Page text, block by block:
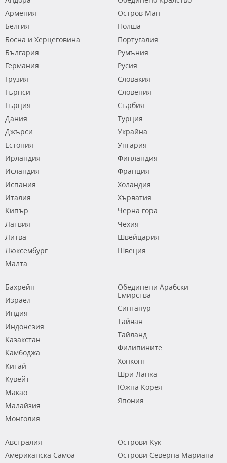
Армения
Белгия
Босна и Херцеговина
България
Германия
Грузия
Гърнси
Гърция
Дания
Джърси
Естония
Ирландия
Исландия
Испания
Италия
Кипър
Латвия
Литва
Люксембург
Малта
Остров Ман
Полша
Португалия
Румъния
Русия
Словакия
Словения
Сърбия
Турция
Украйна
Унгария
Финландия
Франция
Холандия
Хърватия
Черна гора
Чехия
Швейцария
Швеция
Бахрейн
Израел
Индия
Индонезия
Казакстан
Камбоджа
Китай
Кувейт
Макао
Малайзия
Монголия
Обединени Арабски
Емирства
Сингапур
Тайван
Тайланд
Филипините
Хонконг
Шри Ланка
Южна Корея
Япония
Австралия
Американска Самоа
Острови Кук
Острови Северна Мариана